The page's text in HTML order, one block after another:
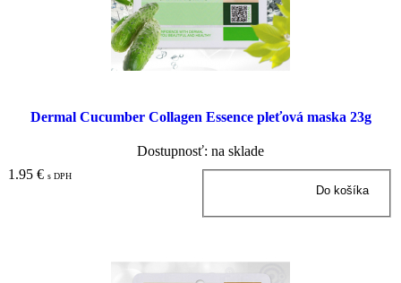
Dermal Cucumber Collagen Essence pleťová maska 23g
Dostupnosť: na sklade
1.95 € s DPH